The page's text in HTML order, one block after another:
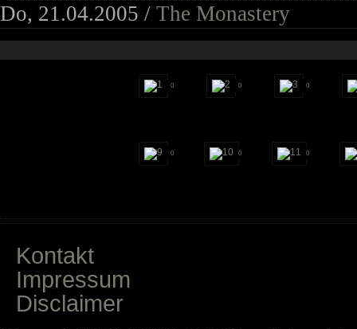
Do, 21.04.2005 / The Monastery
0 0 0
0 0 0
Kontakt
Impressum
Disclaimer